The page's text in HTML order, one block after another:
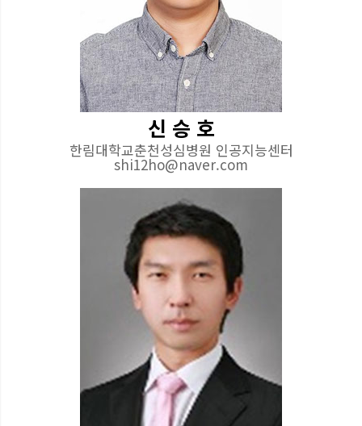
신 승 호
한림대학교춘천성심병원 인공지능센터
shi12ho@naver.com